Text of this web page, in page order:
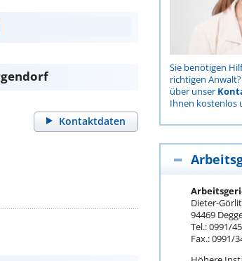
Kontaktdaten
Sie benötigen
richtigen
über unser
Ihnen kostenlos
Dieter-
94469
Tel.: 0991/
Fax.: 0991/